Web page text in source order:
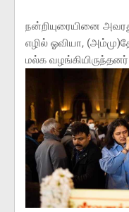
நன்றியுரையினை
எழில் ஓவியா,
மல்க